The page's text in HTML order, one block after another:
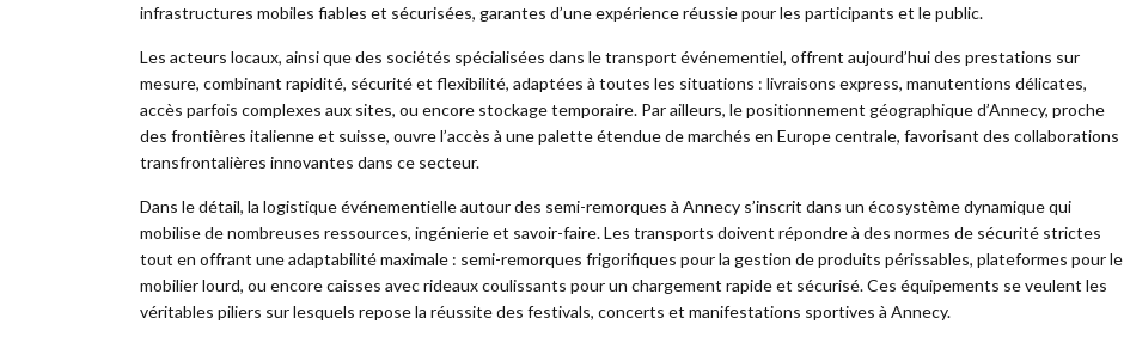
infrastructures mobiles fiables et sécurisées, garantes d’une expérience réussie pour les participants et le public.
Les acteurs locaux, ainsi que des sociétés spécialisées dans le transport événementiel, offrent aujourd’hui des prestations sur
mesure, combinant rapidité, sécurité et flexibilité, adaptées à toutes les situations : livraisons express, manutentions délicates,
accès parfois complexes aux sites, ou encore stockage temporaire. Par ailleurs, le positionnement géographique d’Annecy, proche
des frontières italienne et suisse, ouvre l’accès à une palette étendue de marchés en Europe centrale, favorisant des collaborations
transfrontalières innovantes dans ce secteur.
Dans le détail, la logistique événementielle autour des semi-remorques à Annecy s’inscrit dans un écosystème dynamique qui
mobilise de nombreuses ressources, ingénierie et savoir-faire. Les transports doivent répondre à des normes de sécurité strictes
tout en offrant une adaptabilité maximale : semi-remorques frigorifiques pour la gestion de produits périssables, plateformes pour le
mobilier lourd, ou encore caisses avec rideaux coulissants pour un chargement rapide et sécurisé. Ces équipements se veulent les
véritables piliers sur lesquels repose la réussite des festivals, concerts et manifestations sportives à Annecy.